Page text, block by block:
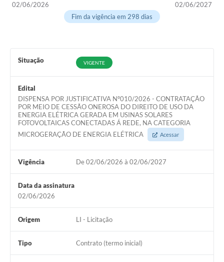
02/06/2026
02/06/2027
Fim da vigência em 298 dias
Situação VIGENTE
Edital
DISPENSA POR JUSTIFICATIVA Nº010/2026 - CONTRATAÇÃO
POR MEIO DE CESSÃO ONEROSA DO DIREITO DE USO DA
ENERGIA ELÉTRICA GERADA EM USINAS SOLARES
FOTOVOLTAICAS CONECTADAS Á REDE, NA CATEGORIA
MICROGERAÇÃO DE ENERGIA ELÉTRICA
Acessar
Vigência De 02/06/2026 à 02/06/2027
Data da assinatura
02/06/2026
Origem LI - Licitação
Tipo Contrato (termo inicial)